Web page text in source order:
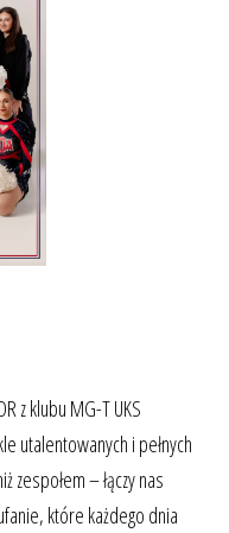
z klubu MG-T UKS
utalentowanych i pełnych
zespołem – łączy nas
które każdego dnia